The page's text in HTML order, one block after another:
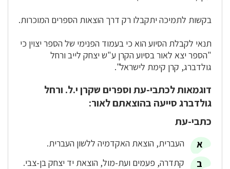
בקשות לתמיכה יתקבלו רק דרך הוצאות הספרים המוכרות.
תנאי לקבלת הסיוע הוא כי בעמוד הפנימי של הספר יצוין כי
"הספר יצא לאור בסיוע הקרן ע"ש יצחק לייב ורחל
גולדברג, קרן קימת לישראל".
דוגמאות לכתבי-עת וספרים שקרן י.ל. ורחל
גולדברג סייעה בהוצאתם לאור:
כתבי-עת
העברית, הוצאת האקדמיה ללשון העברית.
קתדרה, פעמים ועת-מול, הוצאת יד יצחק בן-צבי.